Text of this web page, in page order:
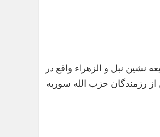
نبل و الزهراء واقع در
استان حلب سوریه صحنه برگزاری مراسم ازدواج ۱۲۹ تن از رزمندگان حزب الله سوریه